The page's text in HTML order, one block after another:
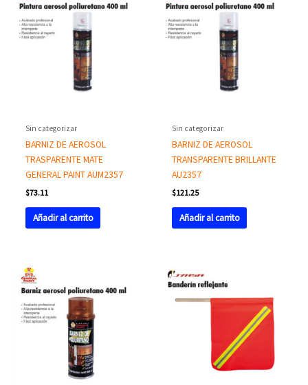
Sin categorizar
BARNIZ DE AEROSOL
TRASPARENTE MATE
GENERAL PAINT AUM2357
$73.11
Añadir al carrito
Sin categorizar
BARNIZ DE AEROSOL
TRANSPARENTE BRILLANTE
AU2357
$121.25
Añadir al carrito